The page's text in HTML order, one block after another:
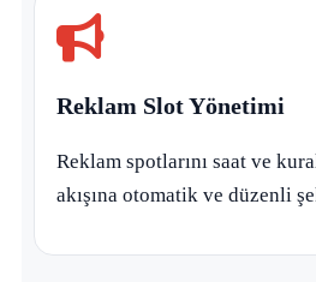
Reklam Slot Yönetimi
Reklam spotlarını saat ve
akışına otomatik ve düzenli